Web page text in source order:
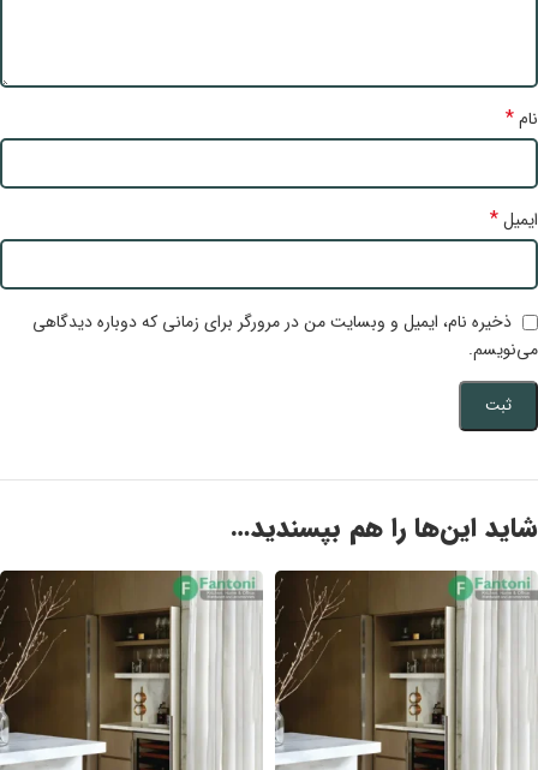
نام*
ایمیل*
ذخیره نام، ایمیل و وبسایت من در مرورگر برای زمانی که دوباره دیدگاهی
می‌نویسم.
شاید این‌ها را هم بپسندید…